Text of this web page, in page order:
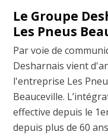
Le Groupe
Les Pneus
Par voie de
Desharnais vient
l'entreprise Les
Beauceville.
effective depuis le
depuis plus de 60